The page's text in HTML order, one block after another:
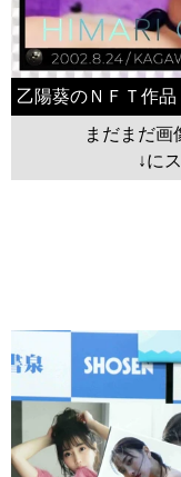
乙陽葵のＮＦＴ作品
まだまだ画
↓に